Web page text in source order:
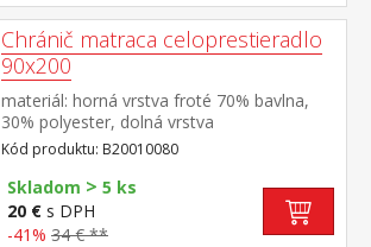
Chránič matraca celoprestieradlo
90x200
materiál: horná vrstva froté 70% bavlna,
30% polyester, dolná vrstva
polyuretán farebné prevedenie biela obšité
gumou, prateľné do 60 °C
Kód produktu: B20010080
Skladom > 5 ks
20 € s DPH
-41% 34 € **